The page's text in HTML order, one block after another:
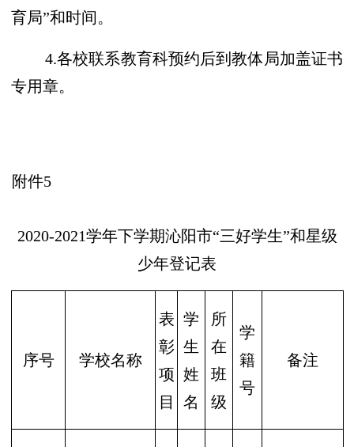
育局”和时间。
4.各校联系教育科预约后到教体 局加盖证书
专用章。
附件5
2020-2021学年下学期沁阳市“三好学生”和星级
少年登记表
序号 学校名称
表
彰
项
目
学
生
姓
名
所
在
班
级
学
籍
号
备注